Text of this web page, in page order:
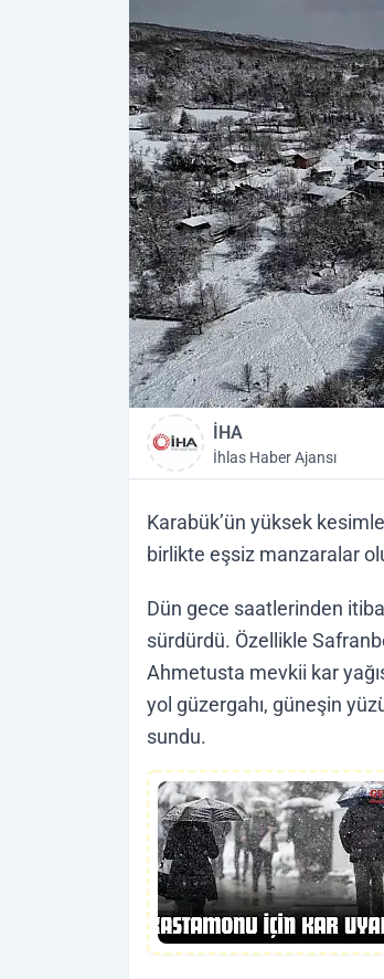
İHA
İhlas Haber Ajansı
Karabük’ün yüksek
birlikte eşsiz manzaralar
Dün gece saatlerinden
sürdürdü. Özellikle
Ahmetusta mevkii kar
yol güzergahı, güneşin
sundu.